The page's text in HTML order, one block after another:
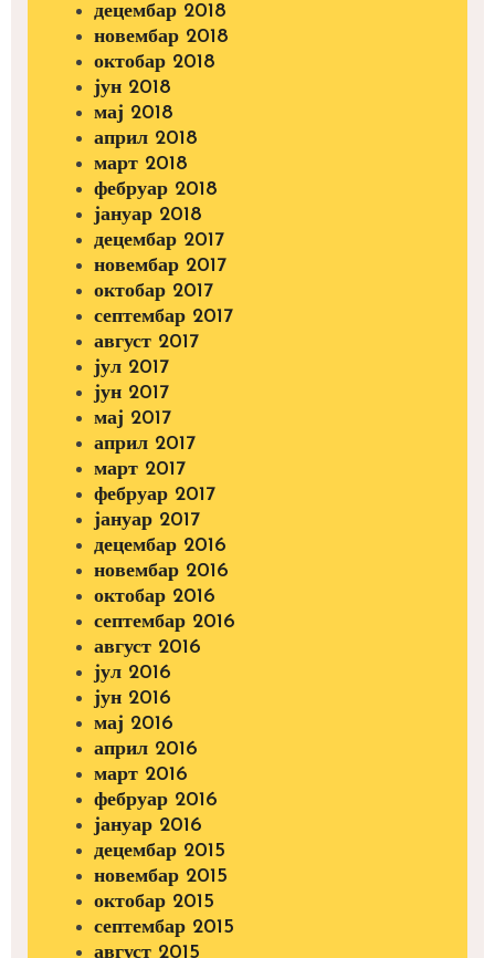
децембар 2018
новембар 2018
октобар 2018
јун 2018
мај 2018
април 2018
март 2018
фебруар 2018
јануар 2018
децембар 2017
новембар 2017
октобар 2017
септембар 2017
август 2017
јул 2017
јун 2017
мај 2017
април 2017
март 2017
фебруар 2017
јануар 2017
децембар 2016
новембар 2016
октобар 2016
септембар 2016
август 2016
јул 2016
јун 2016
мај 2016
април 2016
март 2016
фебруар 2016
јануар 2016
децембар 2015
новембар 2015
октобар 2015
септембар 2015
август 2015